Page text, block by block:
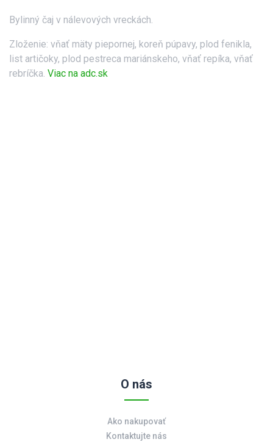
Bylinný čaj v nálevových vreckách.
Zloženie: vňať mäty piepornej, koreň púpavy, plod fenikla,
list artičoky, plod pestreca mariánskeho, vňať repíka, vňať
rebríčka. Viac na adc.sk
O nás
Ako nakupovať
Kontaktujte nás